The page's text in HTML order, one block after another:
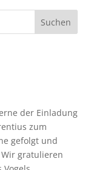
der Einladung
zum
gefolgt und
gratulieren